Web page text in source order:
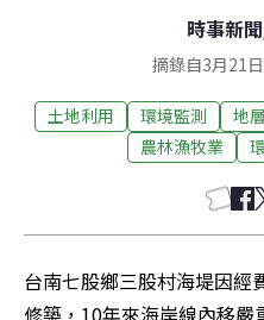
時事新聞
摘錄自3月21
土地利用 環境監測 地
農林漁牧業
台南七股鄉三股村海堤因經
修築，10年來海岸線內移